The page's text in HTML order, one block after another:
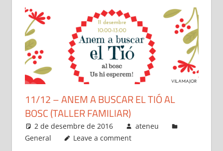
11/12 – ANEM A BUSCAR EL TIÓ AL
BOSC (TALLER FAMILIAR)
2 de desembre de 2016
ateneu
General
Leave a comment